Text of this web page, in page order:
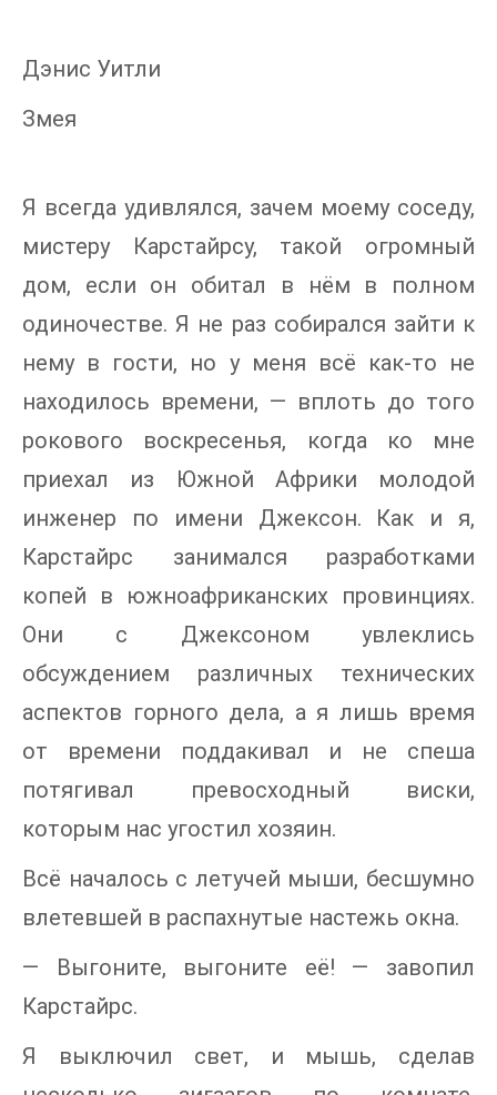
Дэнис Уитли
Змея
Я всегда удивлялся, зачем моему соседу,
мистеру Карстайрсу, такой огромный
дом, если он обитал в нём в полном
одиночестве. Я не раз собирался зайти к
нему в гости, но у меня всё как-то не
находилось времени, — вплоть до того
рокового воскресенья, когда ко мне
приехал из Южной Африки молодой
инженер по имени Джексон. Как и я,
Карстайрс занимался разработками
копей в южноафриканских провинциях.
Они с Джексоном увлеклись
обсуждением различных технических
аспектов горного дела, а я лишь время
от времени поддакивал и не спеша
потягивал превосходный виски,
которым нас угостил хозяин.
Всё началось с летучей мыши, бесшумно
влетевшей в распахнутые настежь окна.
— Выгоните, выгоните её! — завопил
Карстайрс.
Я выключил свет, и мышь, сделав